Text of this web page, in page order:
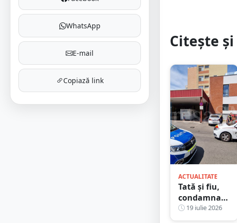
WhatsApp
E-mail
Copiază link
Citește și
ACTUALITATE
Tată și fiu,
condamnați
împreună
după un
19 iulie 2026